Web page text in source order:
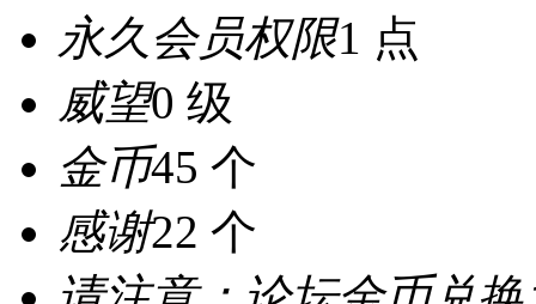
永久会员权限1 点
威望0 级
金币45 个
感谢22 个